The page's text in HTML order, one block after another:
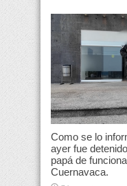
Como se lo
ayer fue
papá de
Cuernavaca.